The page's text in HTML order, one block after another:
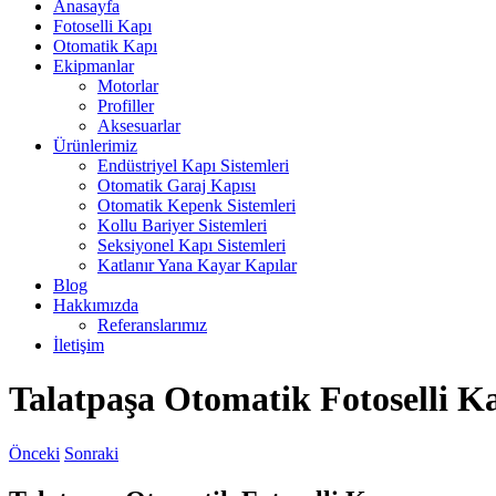
Anasayfa
Fotoselli Kapı
Otomatik Kapı
Ekipmanlar
Motorlar
Profiller
Aksesuarlar
Ürünlerimiz
Endüstriyel Kapı Sistemleri
Otomatik Garaj Kapısı
Otomatik Kepenk Sistemleri
Kollu Bariyer Sistemleri
Seksiyonel Kapı Sistemleri
Katlanır Yana Kayar Kapılar
Blog
Hakkımızda
Referanslarımız
İletişim
Talatpaşa Otomatik Fotoselli
Önceki Sonraki